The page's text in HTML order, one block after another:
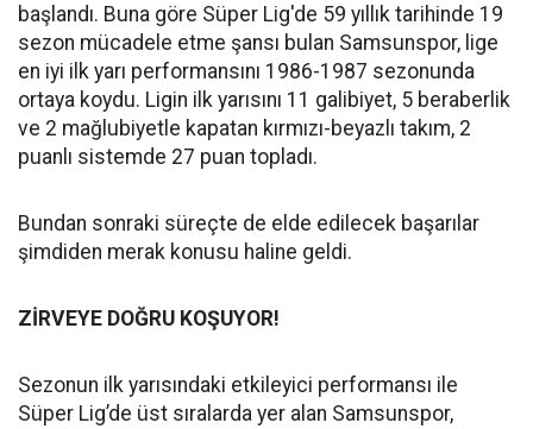
başlandı. Buna göre Süper Lig'de 59 yıllık tarihinde 19
sezon mücadele etme şansı bulan Samsunspor, lige
en iyi ilk yarı performansını 1986-1987 sezonunda
ortaya koydu. Ligin ilk yarısını 11 galibiyet, 5 beraberlik
ve 2 mağlubiyetle kapatan kırmızı-beyazlı takım, 2
puanlı sistemde 27 puan topladı.
Bundan sonraki süreçte de elde edilecek başarılar
şimdiden merak konusu haline geldi.
ZİRVEYE DOĞRU KOŞUYOR!
Sezonun ilk yarısındaki etkileyici performansı ile
Süper Lig’de üst sıralarda yer alan Samsunspor,